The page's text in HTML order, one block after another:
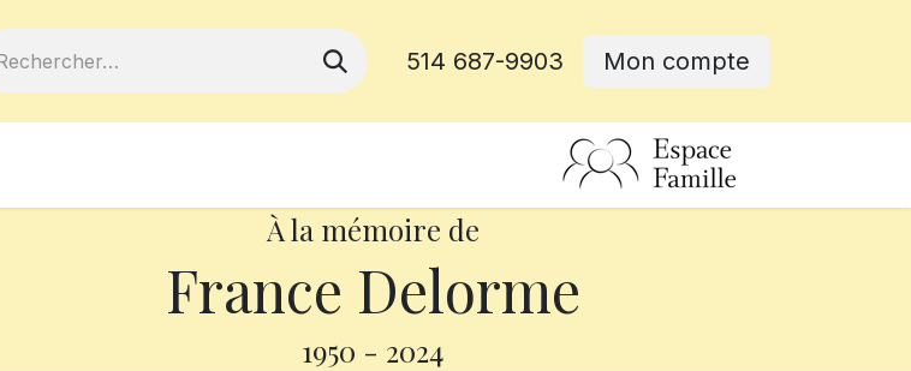
514 687-9903 Mon compte
À la mémoire de
France Delorme
1950 - 2024